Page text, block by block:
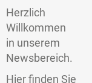
Herzlich
Willkommen
in unserem
Newsbereich.
Hier finden Sie